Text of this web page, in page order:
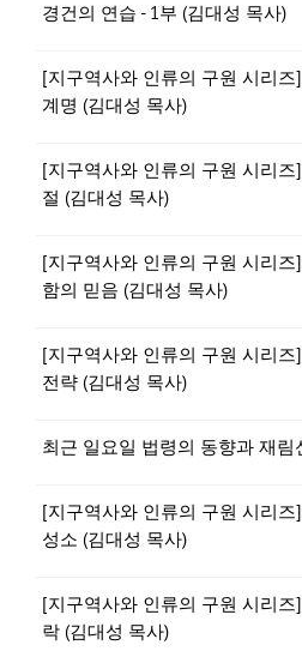
경건의 연습 - 1부 (김대성 목사)
[지구역사와 인류의 구원 시리즈
계명 (김대성 목사)
[지구역사와 인류의 구원 시리즈
절 (김대성 목사)
[지구역사와 인류의 구원 시리즈] 6.
함의 믿음 (김대성 목사)
[지구역사와 인류의 구원 시리
전략 (김대성 목사)
최근 일요일 법령의 동향과 재림
[지구역사와 인류의 구원 시리즈
성소 (김대성 목사)
[지구역사와 인류의 구원 시리
락 (김대성 목사)